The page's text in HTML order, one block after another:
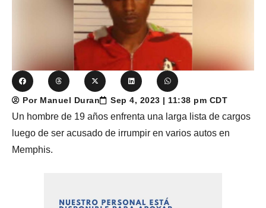
Por Manuel Duran Sep 4, 2023 | 11:38 pm CDT
Un hombre de 19 años enfrenta una larga lista de cargos
luego de ser acusado de irrumpir en varios autos en
Memphis.